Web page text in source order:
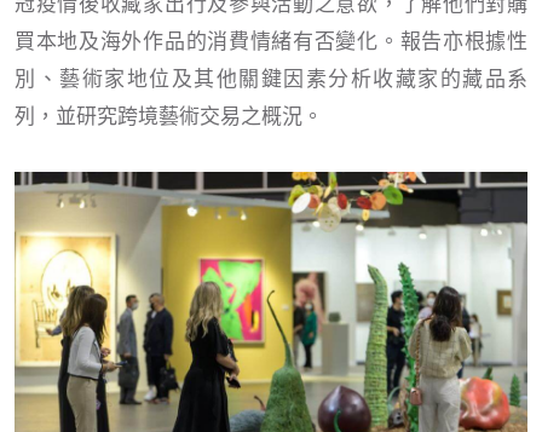
買本地及海外作品的消費情緒有否變化。報告亦根據性
別、藝術家地位及其他關鍵因素分析收藏家的藏品系
列，並研究跨境藝術交易之概況。